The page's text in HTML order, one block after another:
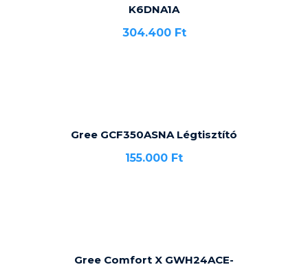
K6DNA1A
304.400 Ft
Gree GCF350ASNA Légtisztító
155.000 Ft
Gree Comfort X GWH24ACE-